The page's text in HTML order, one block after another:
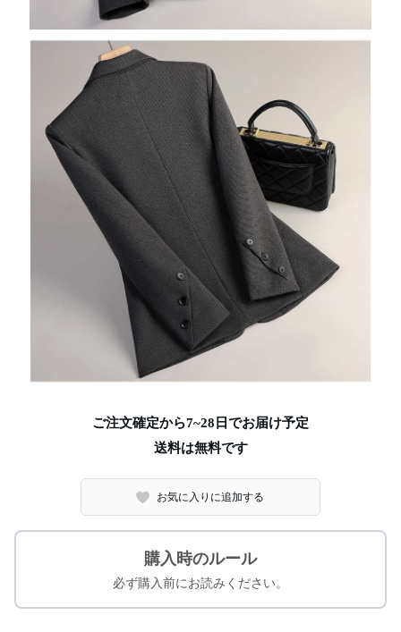
ご注文確定から7~28日でお届け予定
送料は無料です
お気に入りに追加する
購入時のルール
必ず購入前にお読みください。